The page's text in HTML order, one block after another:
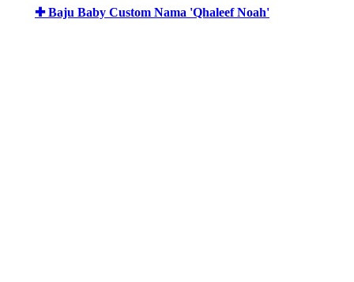
✚ Baju Baby Custom Nama 'Qhaleef Noah'